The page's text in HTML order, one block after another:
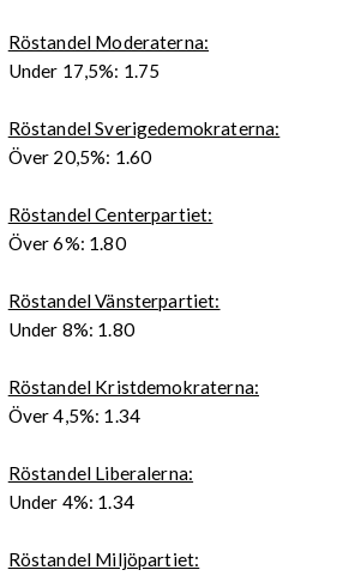
Röstandel Moderaterna:
Under 17,5%: 1.75
Röstandel Sverigedemokraterna:
Över 20,5%: 1.60
Röstandel Centerpartiet:
Över 6%: 1.80
Röstandel Vänsterpartiet:
Under 8%: 1.80
Röstandel Kristdemokraterna:
Över 4,5%: 1.34
Röstandel Liberalerna:
Under 4%: 1.34
Röstandel Miljöpartiet: